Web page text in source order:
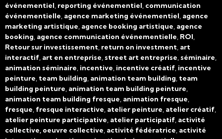
événementiel, reporting événementiel, communication
événementielle, agence marketing événementiel, agence
marketing artistique, agence booking artistique, agence
booking, agence communication événementielle, ROI,
Retour sur investissement, return on investment, art
interactif, art en entreprise, street art entreprise, séminaire,
animation séminaire, incentive, incentive créatif, incentive
peinture, team building, animation team building, team
building peinture, animation team building peinture,
animation team building fresque, animation fresque,
fresque, fresque interactive, atelier peinture, atelier créatif,
atelier peinture participative, atelier participatif, activité
collective, oeuvre collective, activité fédératrice, activité